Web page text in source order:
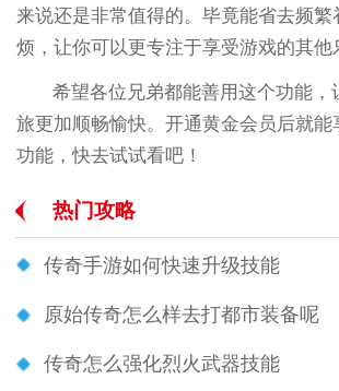
来说还是非常值得的。毕竟能省去频繁
烦，让你可以更专注于享受游戏的其他
希望各位兄弟都能善用这个功能，
旅更加顺畅愉快。开通黄金会员后就能
功能，快去试试看吧！
热门攻略
传奇手游如何快速升级技能
原始传奇怎么样去打都市装备呢
传奇怎么强化烈火武器技能